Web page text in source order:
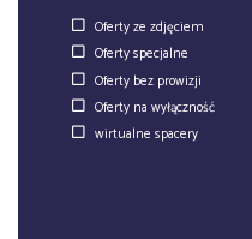
Oferty ze zdjęciem
Oferty specjalne
Oferty bez prowizji
Oferty na wyłączność
wirtualne spacery